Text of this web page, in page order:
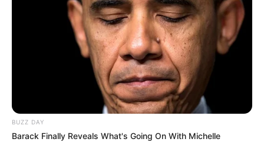
Tampil Lebih Modern, 7 Potret
Hasil Renovasi Rumah Berusia
BUZZ DAY
Barack Finally Reveals What's Going On With Michelle